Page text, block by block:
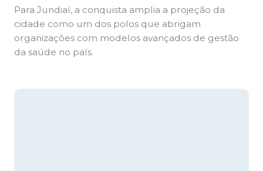
Para Jundiaí, a conquista amplia a projeção da
cidade como um dos polos que abrigam
organizações com modelos avançados de gestão
da saúde no país.